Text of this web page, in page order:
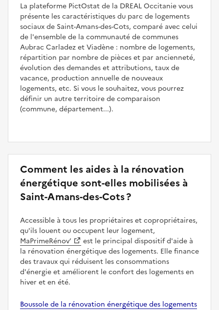
La plateforme PictOstat de la DREAL Occitanie vous
présente les caractéristiques du parc de logements
sociaux de Saint-Amans-des-Cots, comparé avec celui
de l'ensemble de la communauté de communes
Aubrac Carladez et Viadène : nombre de logements,
répartition par nombre de pièces et par ancienneté,
évolution des demandes et attributions, taux de
vacance, production annuelle de nouveaux
logements, etc. Si vous le souhaitez, vous pourrez
définir un autre territoire de comparaison
(commune, département...).
Comment les aides à la rénovation
énergétique sont-elles mobilisées à
Saint-Amans-des-Cots ?
Accessible à tous les propriétaires et copropriétaires,
qu'ils louent ou occupent leur logement,
MaPrimeRénov’
est le principal dispositif d'aide à
la rénovation énergétique des logements. Elle finance
des travaux qui réduisent les consommations
d'énergie et améliorent le confort des logements en
hiver et en été.
Boussole de la rénovation énergétique des logements